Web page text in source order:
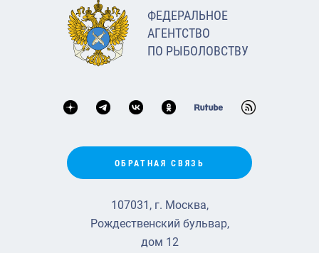
ФЕДЕРАЛЬНОЕ
АГЕНТСТВО
ПО РЫБОЛОВСТВУ
ОБРАТНАЯ СВЯЗЬ
107031, г. Москва,
Рождественский бульвар,
дом 12